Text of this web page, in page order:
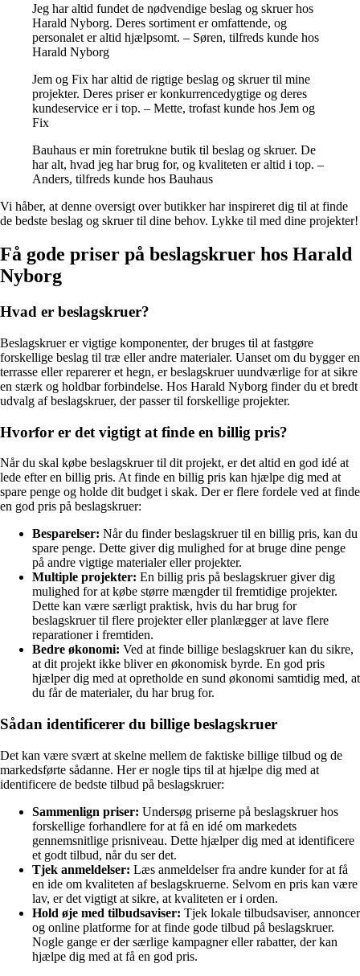
Jeg har altid fundet de nødvendige beslag og skruer hos
Harald Nyborg. Deres sortiment er omfattende, og
personalet er altid hjælpsomt. – Søren, tilfreds kunde hos
Harald Nyborg
Jem og Fix har altid de rigtige beslag og skruer til mine
projekter. Deres priser er konkurrencedygtige og deres
kundeservice er i top. – Mette, trofast kunde hos Jem og
Fix
Bauhaus er min foretrukne butik til beslag og skruer. De
har alt, hvad jeg har brug for, og kvaliteten er altid i top. –
Anders, tilfreds kunde hos Bauhaus
Vi håber, at denne oversigt over butikker har inspireret dig til at finde
de bedste beslag og skruer til dine behov. Lykke til med dine projekter!
Få gode priser på beslagskruer hos Harald
Nyborg
Hvad er beslagskruer?
Beslagskruer er vigtige komponenter, der bruges til at fastgøre
forskellige beslag til træ eller andre materialer. Uanset om du bygger en
terrasse eller reparerer et hegn, er beslagskruer uundværlige for at sikre
en stærk og holdbar forbindelse. Hos Harald Nyborg finder du et bredt
udvalg af beslagskruer, der passer til forskellige projekter.
Hvorfor er det vigtigt at finde en billig pris?
Når du skal købe beslagskruer til dit projekt, er det altid en god idé at
lede efter en billig pris. At finde en billig pris kan hjælpe dig med at
spare penge og holde dit budget i skak. Der er flere fordele ved at finde
en god pris på beslagskruer:
Besparelser: Når du finder beslagskruer til en billig pris, kan du
spare penge. Dette giver dig mulighed for at bruge dine penge
på andre vigtige materialer eller projekter.
Multiple projekter: En billig pris på beslagskruer giver dig
mulighed for at købe større mængder til fremtidige projekter.
Dette kan være særligt praktisk, hvis du har brug for
beslagskruer til flere projekter eller planlægger at lave flere
reparationer i fremtiden.
Bedre økonomi: Ved at finde billige beslagskruer kan du sikre,
at dit projekt ikke bliver en økonomisk byrde. En god pris
hjælper dig med at opretholde en sund økonomi samtidig med, at
du får de materialer, du har brug for.
Sådan identificerer du billige beslagskruer
Det kan være svært at skelne mellem de faktiske billige tilbud og de
markedsførte sådanne. Her er nogle tips til at hjælpe dig med at
identificere de bedste tilbud på beslagskruer:
Sammenlign priser: Undersøg priserne på beslagskruer hos
forskellige forhandlere for at få en idé om markedets
gennemsnitlige prisniveau. Dette hjælper dig med at identificere
et godt tilbud, når du ser det.
Tjek anmeldelser: Læs anmeldelser fra andre kunder for at få
en ide om kvaliteten af ​​beslagskruerne. Selvom en pris kan være
lav, er det vigtigt at sikre, at kvaliteten er i orden.
Hold øje med tilbudsaviser: Tjek lokale tilbudsaviser, annoncer
og online platforme for at finde gode tilbud på beslagskruer.
Nogle gange er der særlige kampagner eller rabatter, der kan
hjælpe dig med at få en god pris.